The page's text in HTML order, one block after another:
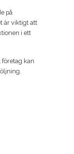
på
är viktigt att
i ett
företag kan